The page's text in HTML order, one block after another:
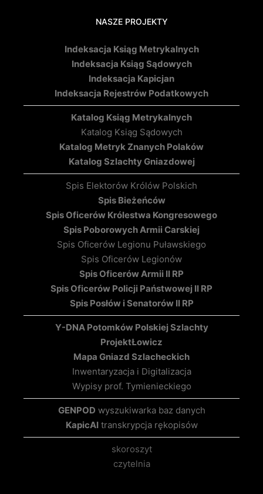
NASZE PROJEKTY
Indeksacja Ksiąg Metrykalnych
Indeksacja Ksiąg Sądowych
Indeksacja Kapicjan
Indeksacja Rejestrów Podatkowych
Katalog Ksiąg Metrykalnych
Katalog Ksiąg Sądowych
Katalog Metryk Znanych Polaków
Katalog Szlachty Gniazdowej
Spis Elektorów Królów Polskich
Spis Bieżeńców
Spis Oficerów Królestwa Kongresowego
Spis Poborowych Armii Carskiej
Spis Oficerów Legionu Puławskiego
Spis Oficerów Legionów
Spis Oficerów Armii II RP
Spis Oficerów Policji Państwowej II RP
Spis Posłów i Senatorów II RP
Y-DNA Potomków Polskiej Szlachty
ProjektŁowicz
Mapa Gniazd Szlacheckich
Inwentaryzacja i Digitalizacja
Wypisy prof. Tymienieckiego
GENPOD wyszukiwarka baz danych
KapicAItranskrypcja rękopisów
skoroszyt
czytelnia